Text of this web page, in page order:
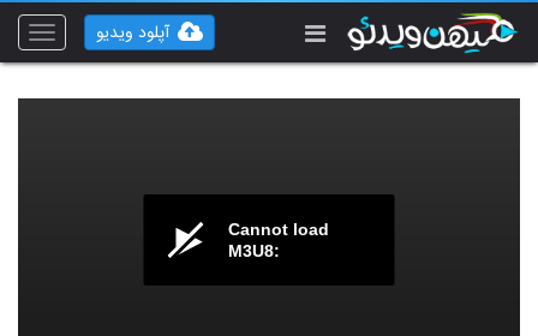
Toggle
آپلود ویدیو
Cannot load
M3U8: